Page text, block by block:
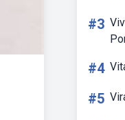
#3
#4
#5